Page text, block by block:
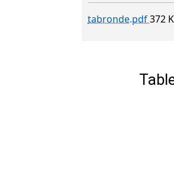
tabronde.pdf372